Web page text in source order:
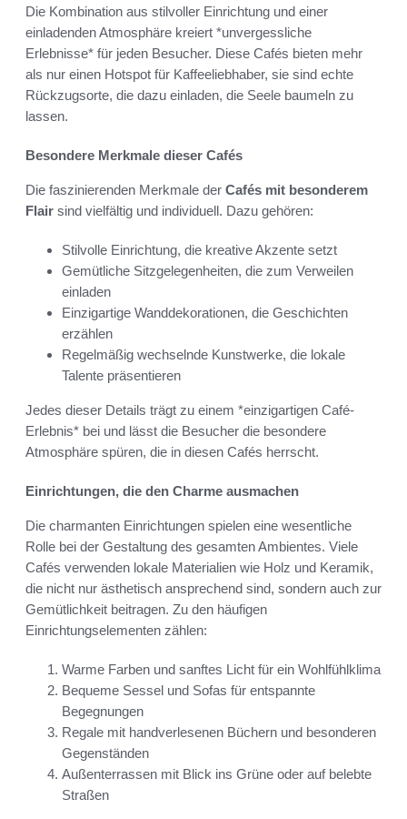
Die Kombination aus stilvoller Einrichtung und einer
einladenden Atmosphäre kreiert *unvergessliche
Erlebnisse* für jeden Besucher. Diese Cafés bieten mehr
als nur einen Hotspot für Kaffeeliebhaber, sie sind echte
Rückzugsorte, die dazu einladen, die Seele baumeln zu
lassen.
Besondere Merkmale dieser Cafés
Die faszinierenden Merkmale der Cafés mit besonderem
Flair sind vielfältig und individuell. Dazu gehören:
Stilvolle Einrichtung, die kreative Akzente setzt
Gemütliche Sitzgelegenheiten, die zum Verweilen
einladen
Einzigartige Wanddekorationen, die Geschichten
erzählen
Regelmäßig wechselnde Kunstwerke, die lokale
Talente präsentieren
Jedes dieser Details trägt zu einem *einzigartigen Café-
Erlebnis* bei und lässt die Besucher die besondere
Atmosphäre spüren, die in diesen Cafés herrscht.
Einrichtungen, die den Charme ausmachen
Die charmanten Einrichtungen spielen eine wesentliche
Rolle bei der Gestaltung des gesamten Ambientes. Viele
Cafés verwenden lokale Materialien wie Holz und Keramik,
die nicht nur ästhetisch ansprechend sind, sondern auch zur
Gemütlichkeit beitragen. Zu den häufigen
Einrichtungselementen zählen:
Warme Farben und sanftes Licht für ein Wohlfühlklima
Bequeme Sessel und Sofas für entspannte
Begegnungen
Regale mit handverlesenen Büchern und besonderen
Gegenständen
Außenterrassen mit Blick ins Grüne oder auf belebte
Straßen